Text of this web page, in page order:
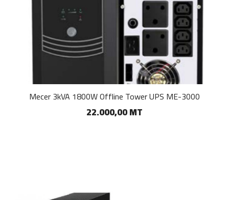
Mecer 3kVA 1800W Offline Tower UPS ME-3000
22.000,00 MT